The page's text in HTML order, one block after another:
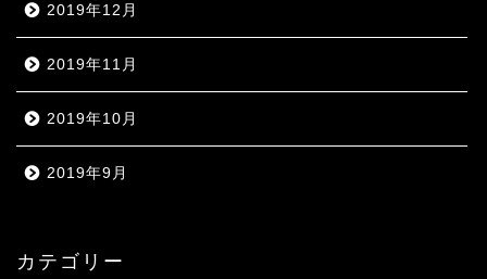
2019年12月
2019年11月
2019年10月
2019年9月
カテゴリー